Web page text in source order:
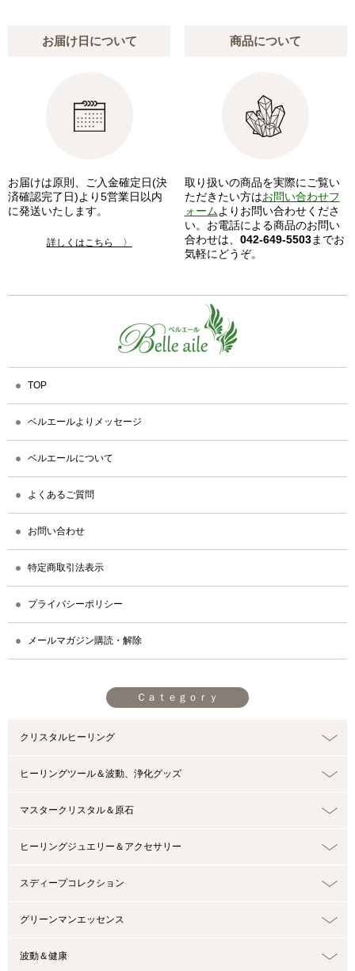
お届け日について
お届けは原則、ご入金確定日(決
済確認完了日)より5営業日以内
に発送いたします。
詳しくはこちら 〉
商品について
取り扱いの商品を実際にご覧い
ただきたい方はお問い合わせフ
ォームよりお問い合わせくださ
い。お電話による商品のお問い
合わせは、 042-649-5503までお
気軽にどうぞ。
TOP
ベルエールよりメッセージ
ベルエールについて
よくあるご質問
お問い合わせ
特定商取引法表示
プライバシーポリシー
メールマガジン購読・解除
Ｃａｔｅｇｏｒｙ
クリスタルヒーリング
ヒーリングツール＆波動、浄化グッズ
マスタークリスタル＆原石
ヒーリングジュエリー＆アクセサリー
スディープコレクション
グリーンマンエッセンス
波動＆健康